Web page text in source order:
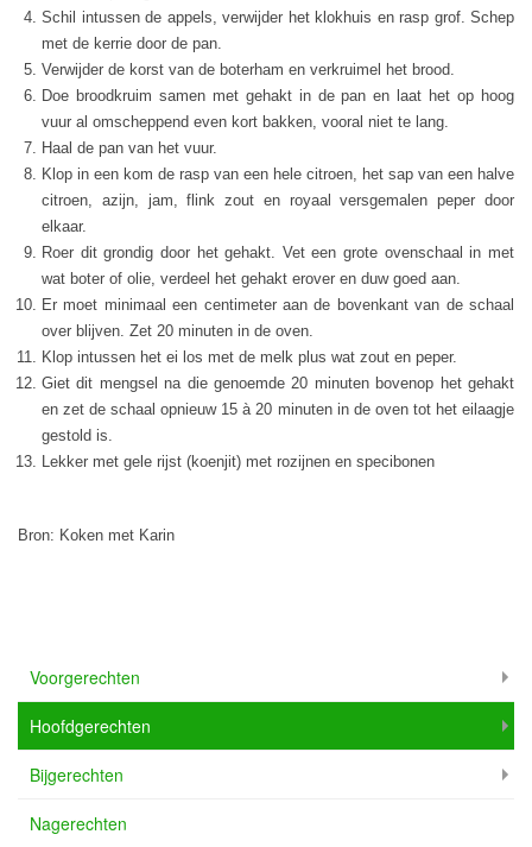
Schil intussen de appels, verwijder het klokhuis en rasp grof. Schep
met de kerrie door de pan.
Verwijder de korst van de boterham en verkruimel het brood.
Doe broodkruim samen met gehakt in de pan en laat het op hoog
vuur al omscheppend even kort bakken, vooral niet te lang.
Haal de pan van het vuur.
Klop in een kom de rasp van een hele citroen, het sap van een halve
citroen, azijn, jam, flink zout en royaal versgemalen peper door
elkaar.
Roer dit grondig door het gehakt. Vet een grote ovenschaal in met
wat boter of olie, verdeel het gehakt erover en duw goed aan.
Er moet minimaal een centimeter aan de bovenkant van de schaal
over blijven. Zet 20 minuten in de oven.
Klop intussen het ei los met de melk plus wat zout en peper.
Giet dit mengsel na die genoemde 20 minuten bovenop het gehakt
en zet de schaal opnieuw 15 à 20 minuten in de oven tot het eilaagje
gestold is.
Lekker met gele rijst (koenjit) met rozijnen en specibonen
Bron: Koken met Karin
Voorgerechten
Hoofdgerechten
Bijgerechten
Nagerechten